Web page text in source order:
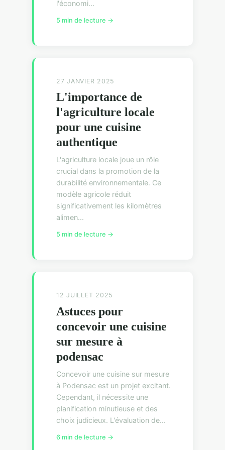
l'économi...
5 min de lecture →
27 JANVIER 2025
L'importance de
l'agriculture locale
pour une cuisine
authentique
L'agriculture locale joue un rôle
crucial dans la promotion de la
durabilité environnementale. Ce
modèle agricole réduit
significativement les kilomètres
alimen...
5 min de lecture →
12 JUILLET 2025
Astuces pour
concevoir une cuisine
sur mesure à
podensac
Concevoir une cuisine sur mesure
à Podensac est un projet excitant.
Cependant, il nécessite une
planification minutieuse et des
choix judicieux. L'évaluation de...
6 min de lecture →